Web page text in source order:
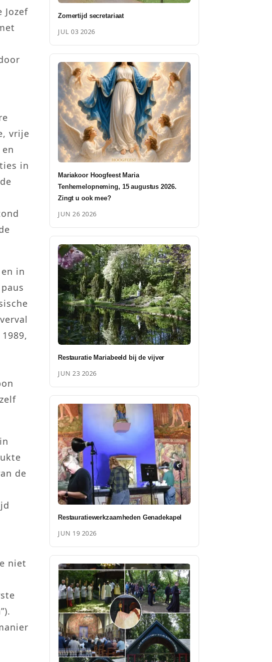
Jozef
vrije
in
in
de
niet
Zomertijd secretariaat
JUL 03 2026
Mariakoor Hoogfeest Maria
Tenhemelopneming, 15 augustus 2026.
Zingt u ook mee?
JUN 26 2026
Restauratie Mariabeeld bij de vijver
JUN 23 2026
Restauratiewerkzaamheden Genadekapel
JUN 19 2026